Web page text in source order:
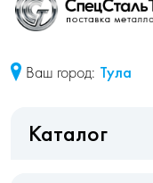
Ваш город: Тула
Каталог